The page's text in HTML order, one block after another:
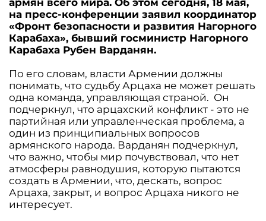
на пресс-конференции заявил координатор
«Фронт безопасности и развития Нагорного
Карабаха», бывший госминистр Нагорного
Карабаха Рубен Варданян.
По его словам, власти Армении должны
понимать, что судьбу Арцаха не может решать
одна команда, управляющая страной. Он
подчеркнул, что арцахский конфликт - это не
партийная или управленческая проблема, а
один из принципиальных вопросов
армянского народа. Варданян подчеркнул,
что важно, чтобы мир почувствовал, что нет
атмосферы равнодушия, которую пытаются
создать в Армении, что, дескать, вопрос
Арцаха, закрыт, и вопрос Арцаха никого не
интересует.